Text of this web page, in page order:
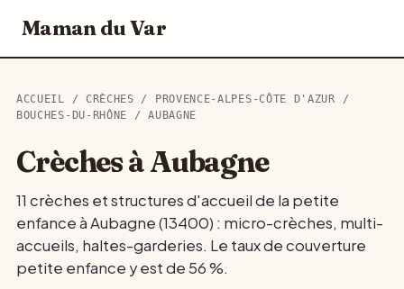
Maman du Var
ACCUEIL / CRÈCHES / PROVENCE-ALPES-CÔTE D'AZUR /
BOUCHES-DU-RHÔNE / AUBAGNE
Crèches à Aubagne
11 crèches et structures d'accueil de la petite
enfance à Aubagne (13400) : micro-crèches, multi-
accueils, haltes-garderies. Le taux de couverture
petite enfance y est de 56 %.